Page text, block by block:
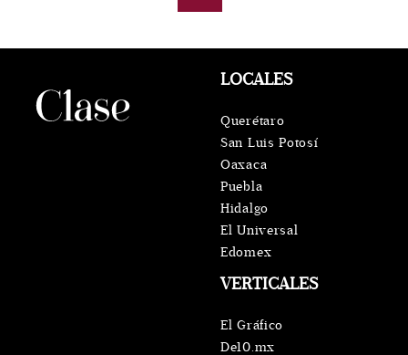
VERTICALES
El Gráfico
De10.mx
LOCALES
Querétaro
San Luis Potosí
Oaxaca
Puebla
Hidalgo
El Universal
Edomex